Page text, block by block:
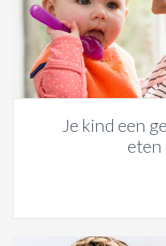
Je kind een
eten